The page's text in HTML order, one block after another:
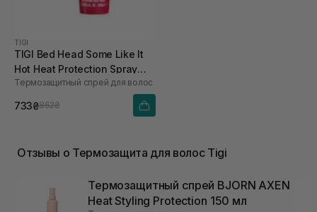
TIGI
TIGI Bed Head Some Like It
Hot Heat Protection Spray
100 мл
Термозащитный спрей для волос
733₴862₴
Отзывы о Термозащита для волос Tigi
Термозащитный спрей BJORN AXEN
Heat Styling Protection 150 мл